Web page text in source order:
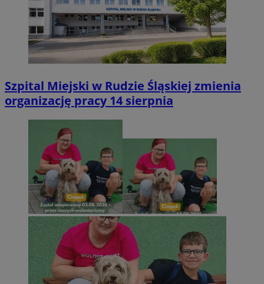
Szpital Miejski w Rudzie Śląskiej zmienia
organizację pracy 14 sierpnia